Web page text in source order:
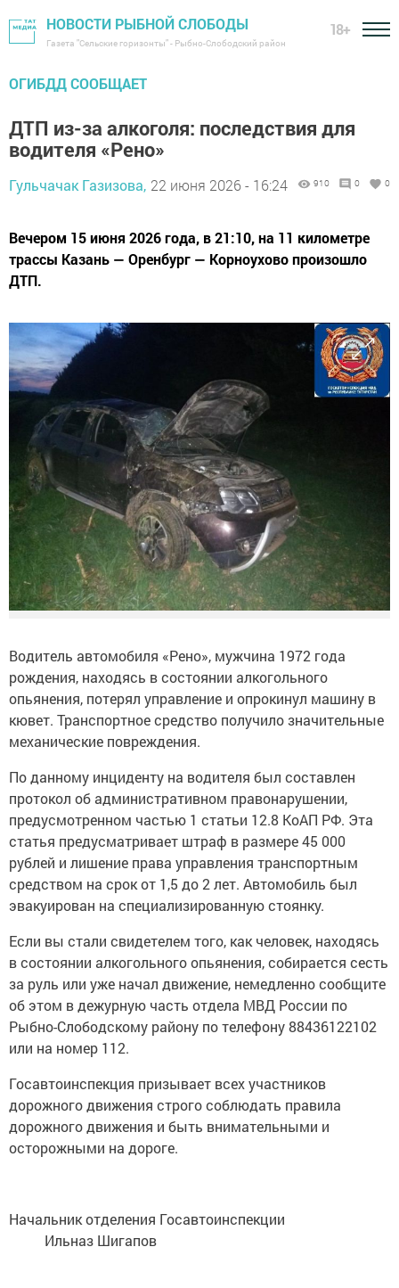
НОВОСТИ РЫБНОЙ СЛОБОДЫ
Газета "Сельские горизонты" - Рыбно-Слободский район
18+
ОГИБДД СООБЩАЕТ
ДТП из-за алкоголя: последствия для
водителя «Рено»
Гульчачак Газизова, 22 июня 2026 - 16:24 910 0 0
Вечером 15 июня 2026 года, в 21:10, на 11 километре
трассы Казань — Оренбург — Корноухово произошло
ДТП.
Водитель автомобиля «Рено», мужчина 1972 года
рождения, находясь в состоянии алкогольного
опьянения, потерял управление и опрокинул машину в
кювет. Транспортное средство получило значительные
механические повреждения.
По данному инциденту на водителя был составлен
протокол об административном правонарушении,
предусмотренном частью 1 статьи 12.8 КоАП РФ. Эта
статья предусматривает штраф в размере 45 000
рублей и лишение права управления транспортным
средством на срок от 1,5 до 2 лет. Автомобиль был
эвакуирован на специализированную стоянку.
Если вы стали свидетелем того, как человек, находясь
в состоянии алкогольного опьянения, собирается сесть
за руль или уже начал движение, немедленно сообщите
об этом в дежурную часть отдела МВД России по
Рыбно-Слободскому району по телефону 88436122102
или на номер 112.
Госавтоинспекция призывает всех участников
дорожного движения строго соблюдать правила
дорожного движения и быть внимательными и
осторожными на дороге.
Начальник отделения Госавтоинспекции
Ильназ Шигапов